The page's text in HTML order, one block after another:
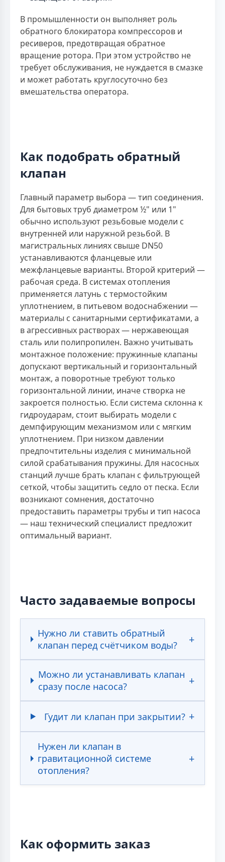
В промышленности он выполняет роль
обратного блокиратора компрессоров и
ресиверов, предотвращая обратное
вращение ротора. При этом устройство не
требует обслуживания, не нуждается в смазке
и может работать круглосуточно без
вмешательства оператора.
Как подобрать обратный
клапан
Главный параметр выбора — тип соединения.
Для бытовых труб диаметром ½" или 1"
обычно используют резьбовые модели с
внутренней или наружной резьбой. В
магистральных линиях свыше DN50
устанавливаются фланцевые или
межфланцевые варианты. Второй критерий —
рабочая среда. В системах отопления
применяется латунь с термостойким
уплотнением, в питьевом водоснабжении —
материалы с санитарными сертификатами, а
в агрессивных растворах — нержавеющая
сталь или полипропилен. Важно учитывать
монтажное положение: пружинные клапаны
допускают вертикальный и горизонтальный
монтаж, а поворотные требуют только
горизонтальной линии, иначе створка не
закроется полностью. Если система склонна к
гидроударам, стоит выбирать модели с
демпфирующим механизмом или с мягким
уплотнением. При низком давлении
предпочтительны изделия с минимальной
силой срабатывания пружины. Для насосных
станций лучше брать клапан с фильтрующей
сеткой, чтобы защитить седло от песка. Если
возникают сомнения, достаточно
предоставить параметры трубы и тип насоса
— наш технический специалист предложит
оптимальный вариант.
Часто задаваемые вопросы
Нужно ли ставить обратный
клапан перед счётчиком воды?
Можно ли устанавливать клапан
сразу после насоса?
Гудит ли клапан при закрытии?
Нужен ли клапан в
гравитационной системе
отопления?
Как оформить заказ